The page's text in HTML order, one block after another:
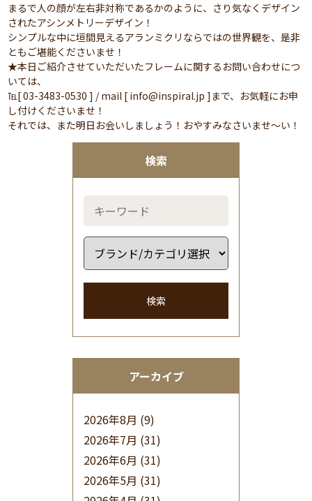
検索
検索
アーカイブ
2026年8月 (9)
2026年7月 (31)
2026年6月 (31)
2026年5月 (31)
まるで人の顔が左右非対称であるかのように、さり気なくデザイン
されたアシンメトリーデザイン！
シンプルな中に垣間見えるアランミクリならではの世界観を、是非
ともご堪能くださいませ！
★本日ご紹介させていただいたフレームに関するお問い合わせにつ
いては、
℡[ 03-3483-0530 ] / mail [ info@inspiral.jp ]まで、お気軽にお申
し付けくださいませ！
それでは、また明日お会いしましょう！おやすみなさいませ～い！